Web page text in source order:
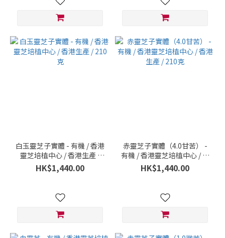
白玉靈芝子實體 - 有機 / 香港
靈芝培植中心 / 香港生產 /
210克
HK$1,440.00
赤靈芝子實體（4.0甘苦） -
有機 / 香港靈芝培植中心 / 香
港生產 / 210克
HK$1,440.00